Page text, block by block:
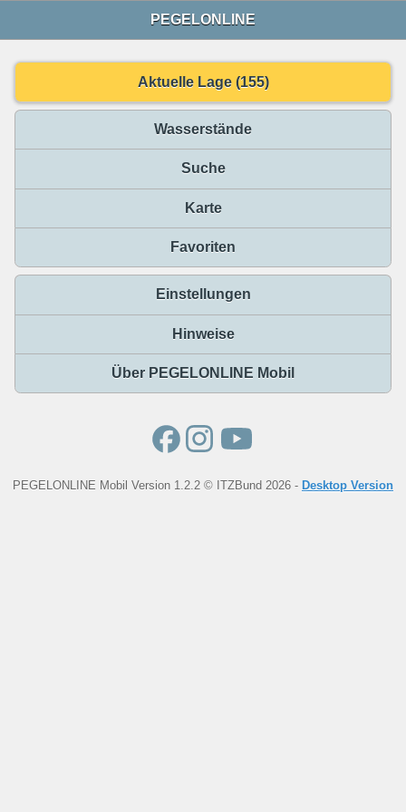
PEGELONLINE
Aktuelle Lage (155)
Wasserstände
Suche
Karte
Favoriten
Einstellungen
Hinweise
Über PEGELONLINE Mobil
PEGELONLINE Mobil Version 1.2.2 © ITZBund 2026 - Desktop Version